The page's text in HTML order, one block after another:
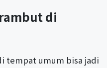
di
tempat umum bisa jadi